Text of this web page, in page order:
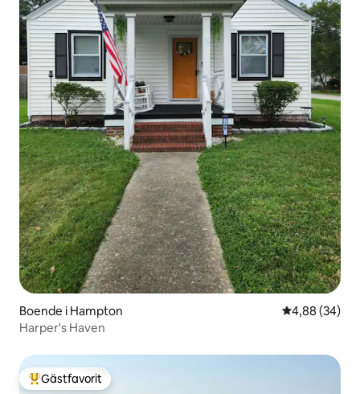
Boende i Hampton 4,88 av 5 i
4,88 (34)
Harper's Haven
Populär gästfavorit
Gästfavorit